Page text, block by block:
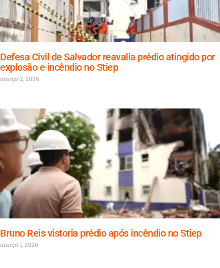
Defesa Civil de Salvador reavalia prédio atingido por
explosão e incêndio no Stiep
março 2, 2026
Bruno Reis vistoria prédio após incêndio no Stiep
março 1, 2026